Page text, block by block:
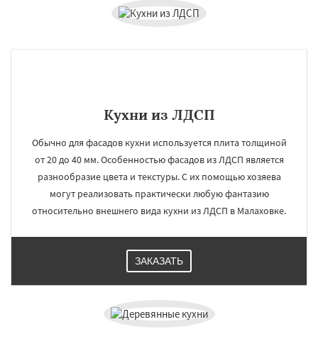
Кухни из ЛДСП
Обычно для фасадов кухни используется плита толщиной
от 20 до 40 мм. Особенностью фасадов из ЛДСП является
разнообразие цвета и текстуры. С их помощью хозяева
могут реализовать практически любую фантазию
относительно внешнего вида кухни из ЛДСП в Малаховке.
ЗАКАЗАТЬ